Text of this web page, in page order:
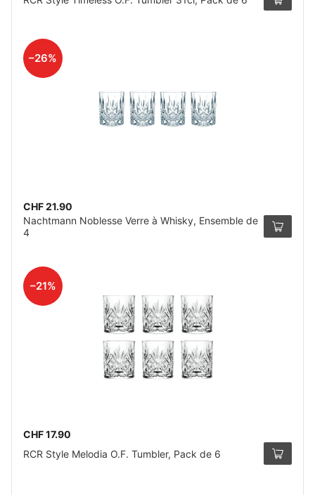
–26%
CHF 21.90
Nachtmann Noblesse Verre à Whisky, Ensemble de
4
–21%
CHF 17.90
RCR Style Melodia O.F. Tumbler, Pack de 6